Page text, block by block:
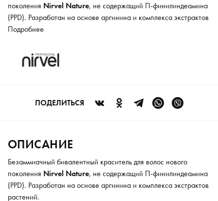
поколения Nirvel Nature, не содержащий П-финилиндеамина
(PPD). Разработан на основе аргинина и комплекса экстрактов
растений.
формуле красителя, основана на 100% натуральных активных
ингредиентах, которые обеспечивают стойкое окрашивание,
результатом цвета.
стойком перманентном окрашивании волос.
*Технология phytoscreen – мультиэтническая рецептура
красителя с использованием традиционной медицины
патагонии. Обеспечивает высокостойкий результат
окрашивания, интенсивные и равномерные цвета с
Подробнее
ПОДЕЛИТЬСЯ
ОПИСАНИЕ
Безаммиачный бивалентный краситель для волос нового
поколения Nirvel Nature, не содержащий П-финилиндеамина
(PPD). Разработан на основе аргинина и комплекса экстрактов
растений.